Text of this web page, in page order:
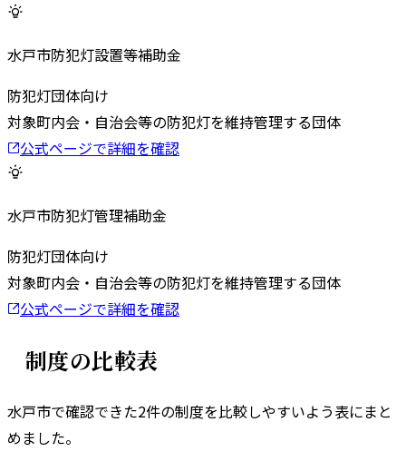
水戸市防犯灯設置等補助金
防犯灯団体向け
対象町内会・自治会等の防犯灯を維持管理する団体
公式ページで詳細を確認
水戸市防犯灯管理補助金
防犯灯団体向け
対象町内会・自治会等の防犯灯を維持管理する団体
公式ページで詳細を確認
制度の比較表
水戸市で確認できた2件の制度を比較しやすいよう表にまと
めました。